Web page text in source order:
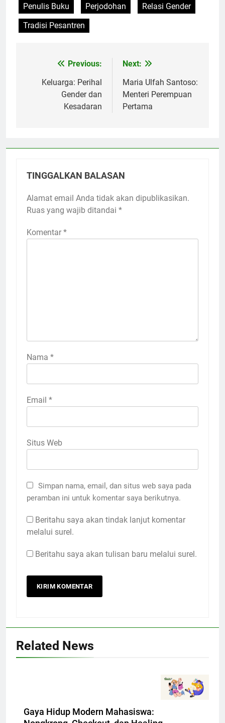
Penulis Buku
Perjodohan
Relasi Gender
Tradisi Pesantren
Navigasi
pos
Previous:
Keluarga: Perihal
Gender dan
Kesadaran
Next:
Maria Ulfah Santoso:
Menteri Perempuan
Pertama
TINGGALKAN BALASAN
Alamat email Anda tidak akan dipublikasikan.
Ruas yang wajib ditandai *
Komentar *
Nama *
Email *
Situs Web
Simpan nama, email, dan situs web saya pada
peramban ini untuk komentar saya berikutnya.
Beritahu saya akan tindak lanjut komentar
melalui surel.
Beritahu saya akan tulisan baru melalui surel.
Related News
Gaya Hidup Modern Mahasiswa: